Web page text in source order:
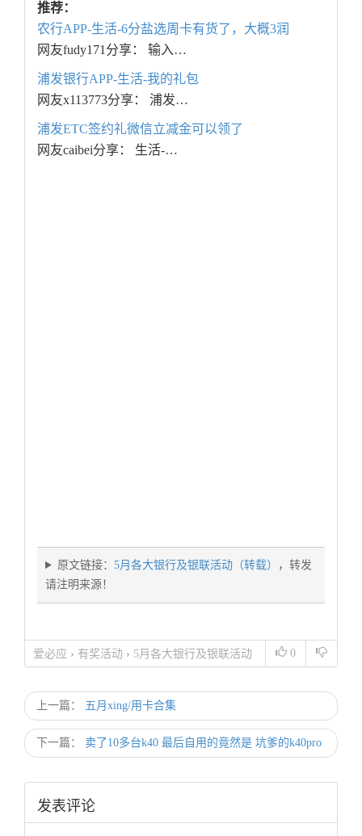
推荐：
农行APP-生活-6分盐选周卡有货了，大概3润
网友fudy171分享： 输入…
浦发银行APP-生活-我的礼包
网友x113773分享： 浦发…
浦发ETC签约礼微信立减金可以领了
网友caibei分享： 生活-…
原文链接： 5月各大银行及银联活动（转载）
，转发
请注明来源！
0
爱必应 › 有奖活动 › 5月各大银行及银联活动
上一篇： 五月xing/用卡合集
下一篇： 卖了10多台k40 最后自用的竟然是 坑爹的k40pro
发表评论